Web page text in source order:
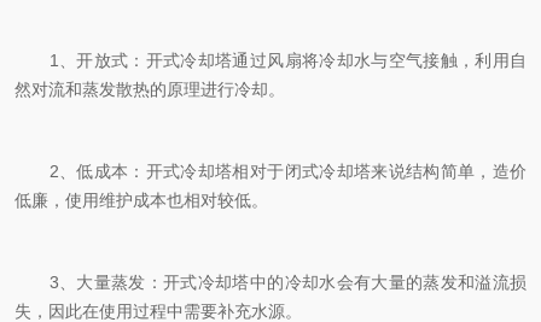
1、开放式：开式冷却塔通过风扇将冷却水与空气接触，利用自
然对流和蒸发散热的原理进行冷却。
2、低成本：开式冷却塔相对于闭式冷却塔来说结构简单，造价
低廉，使用维护成本也相对较低。
3、大量蒸发：开式冷却塔中的冷却水会有大量的蒸发和溢流损
失，因此在使用过程中需要补充水源。